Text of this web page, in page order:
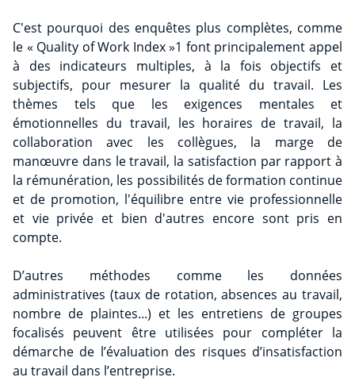
C'est pourquoi des enquêtes plus complètes, comme
le « Quality of Work Index »1 font principalement appel
à des indicateurs multiples, à la fois objectifs et
subjectifs, pour mesurer la qualité du travail. Les
thèmes tels que les exigences mentales et
émotionnelles du travail, les horaires de travail, la
collaboration avec les collègues, la marge de
manœuvre dans le travail, la satisfaction par rapport à
la rémunération, les possibilités de formation continue
et de promotion, l'équilibre entre vie professionnelle
et vie privée et bien d'autres encore sont pris en
compte.
D’autres méthodes comme les données
administratives (taux de rotation, absences au travail,
nombre de plaintes...) et les entretiens de groupes
focalisés peuvent être utilisées pour compléter la
démarche de l’évaluation des risques d’insatisfaction
au travail dans l’entreprise.